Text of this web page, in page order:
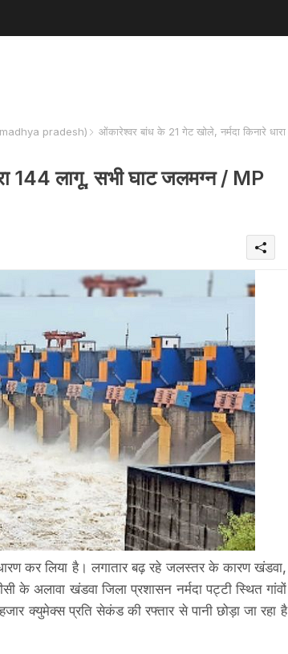
pradesh)
ओंकारेश्वर बांध के 21 गेट खोले, नर्मदा किनारे धारा
144 लागू, सभी घाट जलमग्न / MP
कर लिया है। लगातार बढ़ रहे जलस्तर के कारण खंडवा,
के अलावा खंडवा जिला प्रशासन नर्मदा पट्टी स्थित गांवों
क्युमेक्स प्रति सेकंड की रफ्तार से पानी छोड़ा जा रहा है